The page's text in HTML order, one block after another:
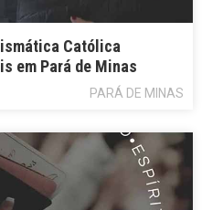
Católica
em Pará de Minas
PARÁ DE MINAS